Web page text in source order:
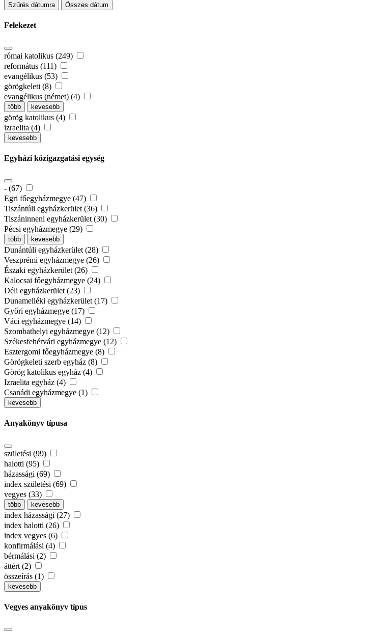
Szűrés dátumra Összes dátum
Felekezet
római katolikus (249)
református (111)
evangélikus (53)
görögkeleti (8)
evangélikus (német) (4)
több kevesebb
görög katolikus (4)
izraelita (4)
kevesebb
Egyházi közigazgatási egység
- (67)
Egri főegyházmegye (47)
Tiszántúli egyházkerület (36)
Tiszáninneni egyházkerület (30)
Pécsi egyházmegye (29)
több kevesebb
Dunántúli egyházkerület (28)
Veszprémi egyházmegye (26)
Északi egyházkerület (26)
Kalocsai főegyházmegye (24)
Déli egyházkerület (23)
Dunamelléki egyházkerület (17)
Győri egyházmegye (17)
Váci egyházmegye (14)
Szombathelyi egyházmegye (12)
Székesfehérvári egyházmegye (12)
Esztergomi főegyházmegye (8)
Görögkeleti szerb egyház (8)
Görög katolikus egyház (4)
Izraelita egyház (4)
Csanádi egyházmegye (1)
kevesebb
Anyakönyv típusa
születési (99)
halotti (95)
házassági (69)
index születési (69)
vegyes (33)
több kevesebb
index házassági (27)
index halotti (26)
index vegyes (6)
konfirmálási (4)
bérmálási (2)
áttért (2)
összeírás (1)
kevesebb
Vegyes anyakönyv típus